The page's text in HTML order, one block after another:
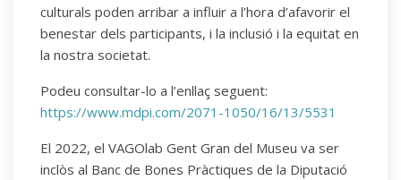
culturals poden arribar a influir a l’hora d’afavorir el
benestar dels participants, i la inclusió i la equitat en
la nostra societat.
Podeu consultar-lo a l’enllaç seguent:
https://www.mdpi.com/2071-1050/16/13/5531
El 2022, el VAGOlab Gent Gran del Museu va ser
inclòs al Banc de Bones Pràctiques de la Diputació